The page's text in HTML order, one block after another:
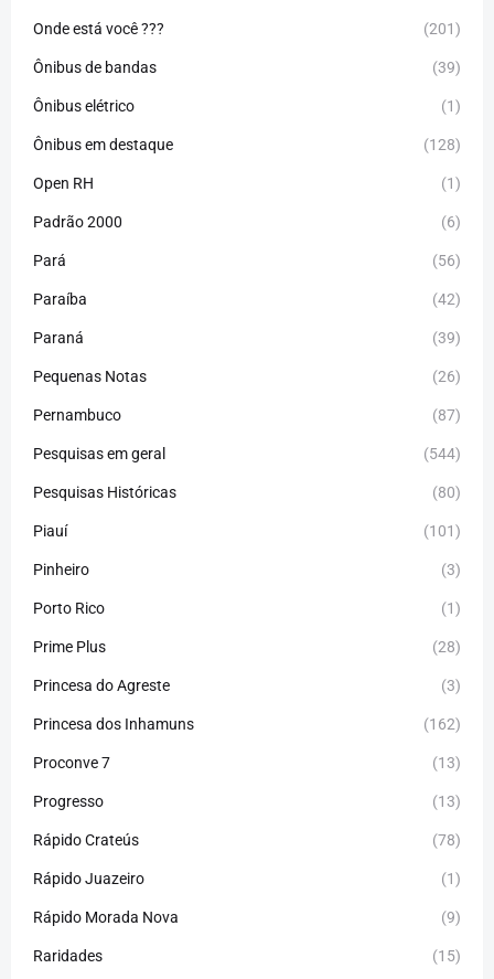
Onde está você ??? (201)
Ônibus de bandas (39)
Ônibus elétrico (1)
Ônibus em destaque (128)
Open RH (1)
Padrão 2000 (6)
Pará (56)
Paraíba (42)
Paraná (39)
Pequenas Notas (26)
Pernambuco (87)
Pesquisas em geral (544)
Pesquisas Históricas (80)
Piauí (101)
Pinheiro (3)
Porto Rico (1)
Prime Plus (28)
Princesa do Agreste (3)
Princesa dos Inhamuns (162)
Proconve 7 (13)
Progresso (13)
Rápido Crateús (78)
Rápido Juazeiro (1)
Rápido Morada Nova (9)
Raridades (15)